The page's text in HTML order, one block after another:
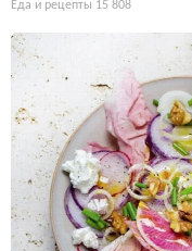
Еда и рецепты 15 808